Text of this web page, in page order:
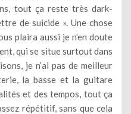
tout ça reste très dark-
de suicide ». Une chose
plaira aussi je n’en doute
qui se situe surtout dans
je n’ai pas de meilleur
la basse et la guitare
et des tempos, tout ça
répétitif, sans que cela